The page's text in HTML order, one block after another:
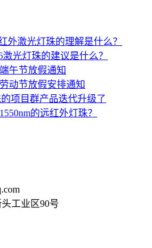
外激光灯珠的理解是什么？
光灯珠的建议是什么？
午节放假通知
动节放假安排通知
项目群产品迭代升级了
的远红外灯珠？
工业区90号